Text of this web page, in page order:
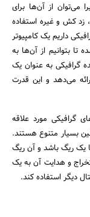
می‌توان از آن‌ها برای
زد کش و غیره استفاده
داریم یک کامپیوتر
بتوانیم از آن‌ها به
گرافیکی به عنوان یک
می‌دهد و این قدرت
گرافیکی مورد علاقه
بسیار متنوع هستند.
یک ریگ باشد و آن ریگ
و هدایت آن به یک
دیگر استفاده کند.